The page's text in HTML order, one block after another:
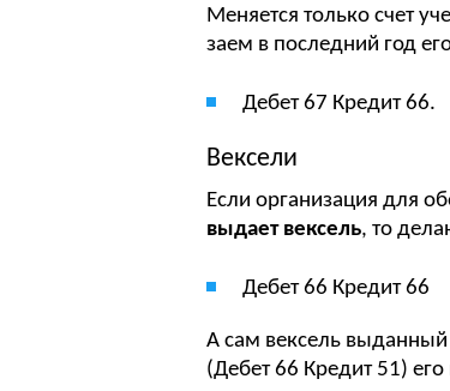
Меняется только счет
заем в последний год
Дебет 67 Кредит 66.
Вексели
Если организация для
выдает вексель, то
Дебет 66 Кредит 66
А сам вексель выданный
(Дебет 66 Кредит 51)